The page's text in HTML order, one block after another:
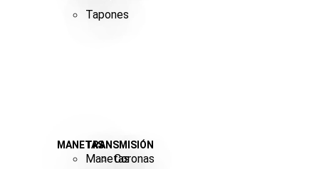
Tapones
MANETAS
Manetas
TRANSMISIÓN
Coronas